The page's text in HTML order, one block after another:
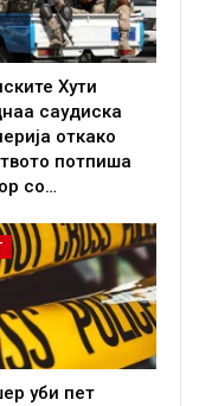
Хути
саудиска
откако
потпиша
со…
уби пет